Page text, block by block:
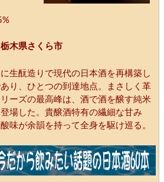
木県さくら市
生酛造りで現代の日本酒を再構築し
り、ひとつの到達地点。まさしく革
ーズの最高峰は、酒で酒を醸す純米
場した。貴醸酒特有の繊細な甘み
味が余韻を持って全身を駆け巡る。